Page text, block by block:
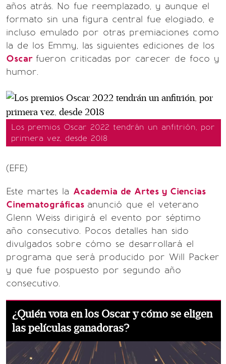
años atrás. No fue reemplazado, y aunque el
formato sin una figura central fue elogiado, e
incluso emulado por otras premiaciones como
la de los Emmy, las siguientes ediciones de los
Oscar fueron criticadas por carecer de foco y
humor.
Los premios Oscar 2022 tendrán un anfitrión, por
primera vez, desde 2018
(EFE)
Este martes la Academia de Artes y Ciencias
Cinematográficas anunció que el veterano
Glenn Weiss dirigirá el evento por séptimo
año consecutivo. Pocos detalles han sido
divulgados sobre cómo se desarrollará el
programa que será producido por Will Packer
y que fue pospuesto por segundo año
consecutivo.
¿Quién vota en los Oscar y cómo se eligen
las películas ganadoras?